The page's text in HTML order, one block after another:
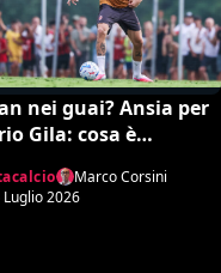
nei guai? Ansia per
Gila: cosa è
e quando torna
Marco Corsini
Luglio 2026